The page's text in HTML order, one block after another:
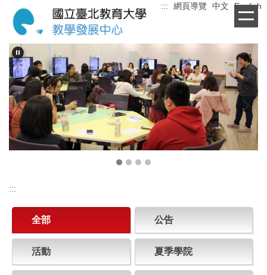
到
要
內
容
區
::: 網頁導覽 中文 English
:::
全部 公告
活動 夏季學院